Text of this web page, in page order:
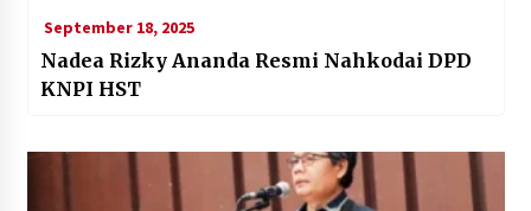
September 18, 2025
Nadea Rizky Ananda Resmi Nahkodai DPD
KNPI HST